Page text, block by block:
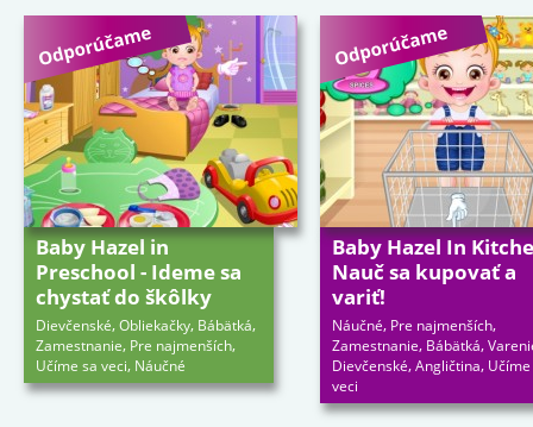
Baby Hazel in
Preschool - Ideme sa
chystať do škôlky
Dievčenské,Obliekačky, Bábätká,
Zamestnanie, Pre najmenších,
Učíme sa veci, Náučné
Baby Hazel In
Nauč sa kupovať a
variť!
Náučné, Pre najmenších,
Zamestnanie, Bábätká,
Dievčenské,Angličtina,
veci